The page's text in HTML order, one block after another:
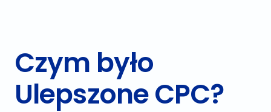
Czym było
Ulepszone CPC?